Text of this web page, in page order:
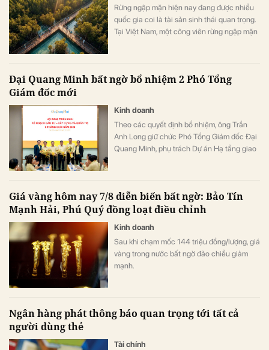
Rừng ngập mặn hiện nay đang được nhiều
quốc gia coi là tài sản sinh thái quan trọng.
Tại Việt Nam, một công viên rừng ngập mặn
Đại Quang Minh bất ngờ bổ nhiệm 2 Phó Tổng
Giám đốc mới
Kinh doanh
Theo các quyết định bổ nhiệm, ông Trần
Anh Long giữ chức Phó Tổng Giám đốc Đại
Quang Minh, phụ trách Dự án Hạ tầng giao
thị - Khu công nghiệp.
Giá vàng hôm nay 7/8 diễn biến bất ngờ: Bảo Tín
Mạnh Hải, Phú Quý đồng loạt điều chỉnh
Kinh doanh
Sau khi chạm mốc 144 triệu đồng/lượng, giá
vàng trong nước bất ngờ đảo chiều giảm
mạnh.
Ngân hàng phát thông báo quan trọng tới tất cả
người dùng thẻ
Tài chính